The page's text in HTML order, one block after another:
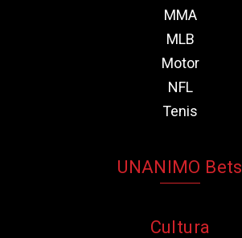
MMA
MLB
Motor
NFL
Tenis
UNANIMO Bets
Cultura